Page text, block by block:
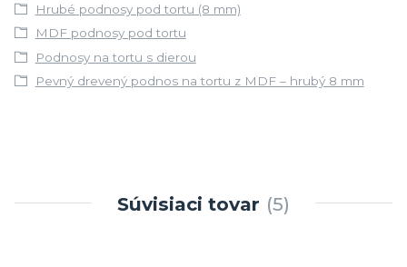
Hrubé podnosy pod tortu (8 mm)
MDF podnosy pod tortu
Podnosy na tortu s dierou
Pevný drevený podnos na tortu z MDF – hrubý 8 mm
Súvisiaci tovar 5